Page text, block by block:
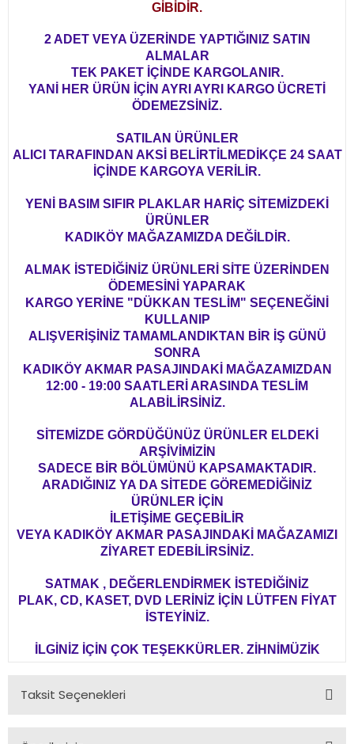
GİBİDİR.
2 ADET VEYA ÜZERİNDE YAPTIĞINIZ SATIN
ALMALAR
TEK PAKET İÇİNDE KARGOLANIR.
YANİ HER ÜRÜN İÇİN AYRI AYRI KARGO ÜCRETİ
ÖDEMEZSİNİZ.
SATILAN ÜRÜNLER
ALICI TARAFINDAN AKSİ BELİRTİLMEDİKÇE 24 SAAT
İÇİNDE KARGOYA VERİLİR.
YENİ BASIM SIFIR PLAKLAR HARİÇ SİTEMİZDEKİ
ÜRÜNLER
KADIKÖY MAĞAZAMIZDA DEĞİLDİR.
ALMAK İSTEDİĞİNİZ ÜRÜNLERİ SİTE ÜZERİNDEN
ÖDEMESİNİ YAPARAK
KARGO YERİNE "DÜKKAN TESLİM" SEÇENEĞİNİ
KULLANIP
ALIŞVERİŞİNİZ TAMAMLANDIKTAN BİR İŞ GÜNÜ
SONRA
KADIKÖY AKMAR PASAJINDAKİ MAĞAZAMIZDAN
12:00 - 19:00 SAATLERİ ARASINDA TESLİM
ALABİLİRSİNİZ.
SİTEMİZDE GÖRDÜĞÜNÜZ ÜRÜNLER ELDEKİ
ARŞİVİMİZİN
SADECE BİR BÖLÜMÜNÜ KAPSAMAKTADIR.
ARADIĞINIZ YA DA SİTEDE GÖREMEDİĞİNİZ
ÜRÜNLER İÇİN
İLETİŞİME GEÇEBİLİR
VEYA KADIKÖY AKMAR PASAJINDAKİ MAĞAZAMIZI
ZİYARET EDEBİLİRSİNİZ.
SATMAK , DEĞERLENDİRMEK İSTEDİĞİNİZ
PLAK, CD, KASET, DVD LERİNİZ İÇİN LÜTFEN FİYAT
İSTEYİNİZ.
İLGİNİZ İÇİN ÇOK TEŞEKKÜRLER. ZİHNİMÜZİK
Taksit Seçenekleri